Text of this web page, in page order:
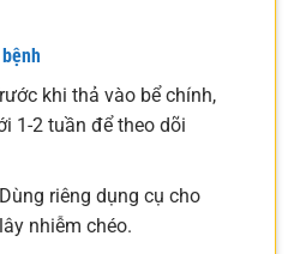
khi thả vào bể chính,
1-2 tuần để theo dõi
riêng dụng cụ cho
nhiễm chéo.